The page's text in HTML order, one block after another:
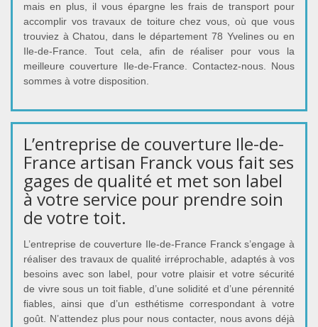
mais en plus, il vous épargne les frais de transport pour
accomplir vos travaux de toiture chez vous, où que vous
trouviez à Chatou, dans le département 78 Yvelines ou en
Ile-de-France. Tout cela, afin de réaliser pour vous la
meilleure couverture Ile-de-France. Contactez-nous. Nous
sommes à votre disposition.
L’entreprise de couverture Ile-de-
France artisan Franck vous fait ses
gages de qualité et met son label
à votre service pour prendre soin
de votre toit.
L’entreprise de couverture Ile-de-France Franck s’engage à
réaliser des travaux de qualité irréprochable, adaptés à vos
besoins avec son label, pour votre plaisir et votre sécurité
de vivre sous un toit fiable, d’une solidité et d’une pérennité
fiables, ainsi que d’un esthétisme correspondant à votre
goût. N’attendez plus pour nous contacter, nous avons déjà